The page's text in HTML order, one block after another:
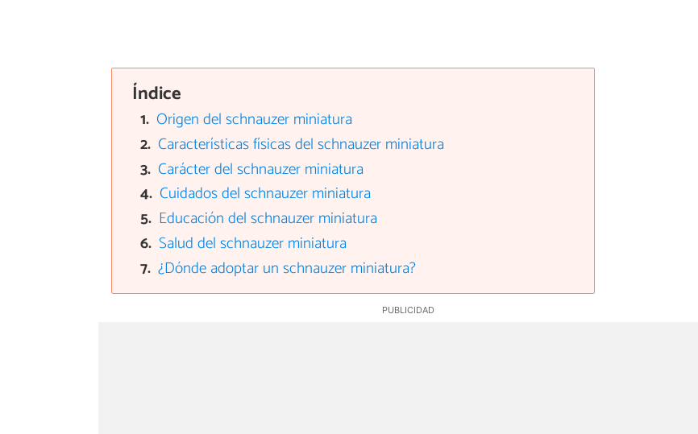
Índice
Origen del schnauzer miniatura
Características físicas del schnauzer miniatura
Carácter del schnauzer miniatura
Cuidados del schnauzer miniatura
Educación del schnauzer miniatura
Salud del schnauzer miniatura
¿Dónde adoptar un schnauzer miniatura?